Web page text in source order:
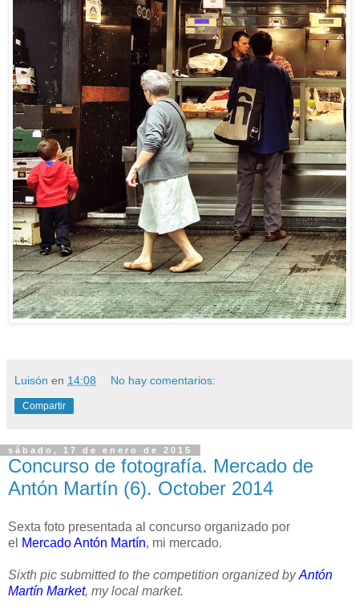
Luisón en 14:08 No hay comentarios:
Compartir
sábado, 17 de enero de 2015
Concurso de fotografía. Mercado de
Antón Martín (6). October 2014
Sexta foto presentada al concurso organizado por
el Mercado Antón Martín, mi mercado.
Sixth pic submitted to the competition organized byAntón
Martín Market, my local market.